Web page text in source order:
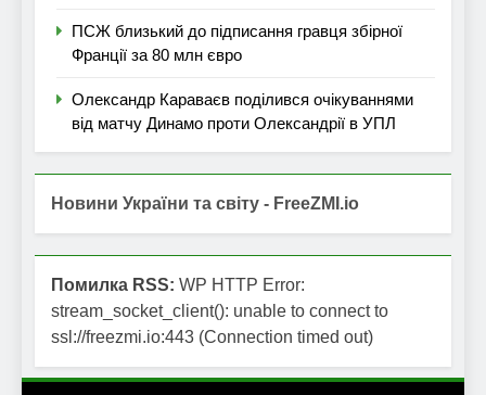
ПСЖ близький до підписання гравця збірної
Франції за 80 млн євро
Олександр Караваєв поділився очікуваннями
від матчу Динамо проти Олександрії в УПЛ
Новини України та світу - FreeZMI.io
Помилка RSS: WP HTTP Error:
stream_socket_client(): unable to connect to
ssl://freezmi.io:443 (Connection timed out)